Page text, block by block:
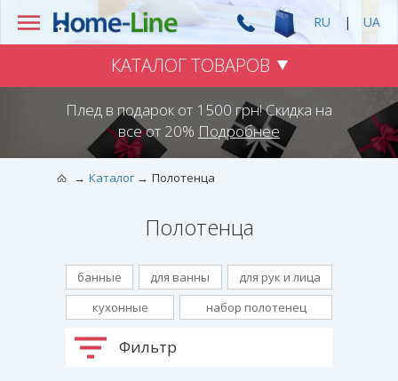
RU | UA
КАТАЛОГ ТОВАРОВ
Плед в подарок от 1500 грн! Скидка на
все от 20% Подробнее
Каталог Полотенца
Полотенца
банные для ванны
для рук и лица
кухонные
набор полотенец
Фильтр